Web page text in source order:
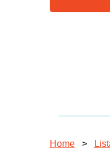
Home >